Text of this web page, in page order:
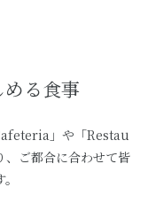
る食事
」や「Restau
ご都合に合わせて皆